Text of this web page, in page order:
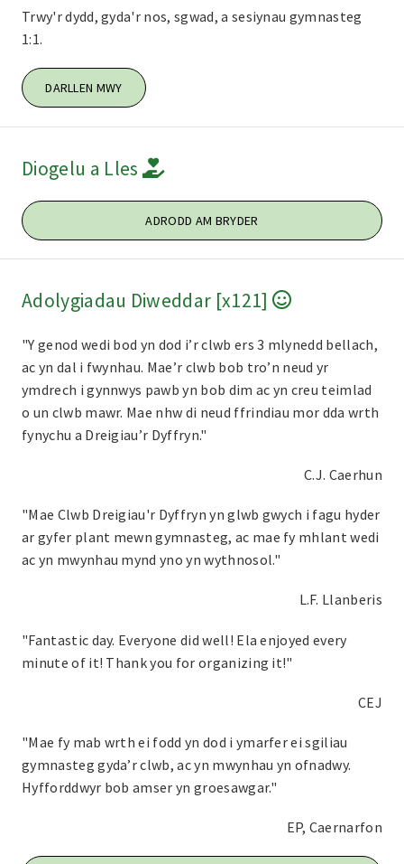
Trwy'r dydd, gyda'r nos, sgwad, a sesiynau gymnasteg
1:1.
DARLLEN MWY
Diogelu a Lles
ADRODD AM BRYDER
Adolygiadau Diweddar [x121]
"Y genod wedi bod yn dod i’r clwb ers 3 mlynedd bellach,
ac yn dal i fwynhau. Mae’r clwb bob tro’n neud yr
ymdrech i gynnwys pawb yn bob dim ac yn creu teimlad
o un clwb mawr. Mae nhw di neud ffrindiau mor dda wrth
fynychu a Dreigiau’r Dyffryn."
C.J. Caerhun
"Mae Clwb Dreigiau'r Dyffryn yn glwb gwych i fagu hyder
ar gyfer plant mewn gymnasteg, ac mae fy mhlant wedi
ac yn mwynhau mynd yno yn wythnosol."
L.F. Llanberis
"Fantastic day. Everyone did well! Ela enjoyed every
minute of it! Thank you for organizing it!"
CEJ
"Mae fy mab wrth ei fodd yn dod i ymarfer ei sgiliau
gymnasteg gyda’r clwb, ac yn mwynhau yn ofnadwy.
Hyfforddwyr bob amser yn groesawgar."
EP, Caernarfon